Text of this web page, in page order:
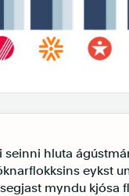
hluta
eykst
myndu kjósa